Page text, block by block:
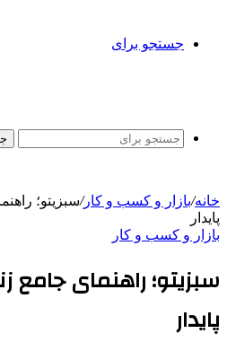
جستجو برای
خانه/بازار و کسب و کار/سبزیتو؛
پایدار
بازار و کسب و کار
سبزیتو؛ راهنمای جامع
پایدار